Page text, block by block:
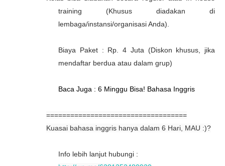
training (Khusus diadakan di
lembaga/instansi/organisasi Anda).
Biaya Paket : Rp. 4 Juta (Diskon khusus, jika
mendaftar berdua atau dalam grup)
Baca Juga : 6 Minggu Bisa! Bahasa Inggris
===================================
Kuasai bahasa inggris hanya dalam 6 Hari, MAU :)?
Info lebih lanjut hubungi :